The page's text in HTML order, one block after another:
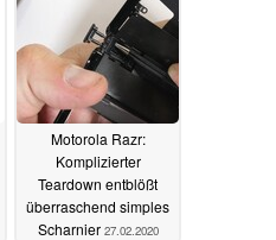
Motorola Razr:
Komplizierter
Teardown entblößt
überraschend simples
Scharnier 27.02.2020